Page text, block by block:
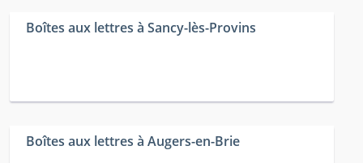
Boîtes aux lettres à Sancy-lès-Provins
Boîtes aux lettres à Augers-en-Brie